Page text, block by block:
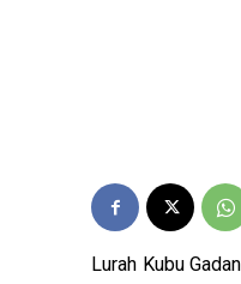
Lurah Kubu